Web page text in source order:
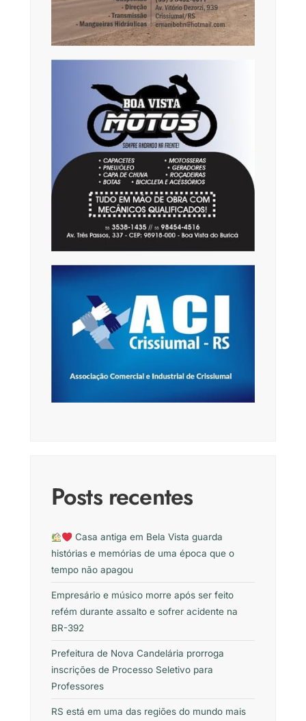
Posts recentes
Casa antiga em Bela Vista guarda
histórias e memórias de uma época que o
tempo não apagou
Empresário e músico morre após ser feito
refém durante assalto e sofrer acidente na
BR-392
Prefeitura de Nova Candelária prorroga
inscrições de Processo Seletivo para
Professores
RS está em uma das regiões do mundo mais